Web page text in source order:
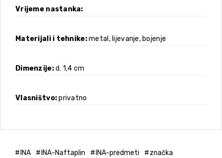
Vrijeme nastanka
Materijali i tehnike metal, lijevanje, bojenje
Dimenzije d. 1,4 cm
Vlasništvo privatno
INA INA-Naftaplin INA-predmeti značka